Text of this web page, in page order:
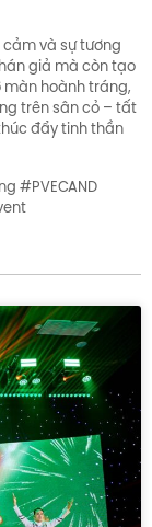
và sự tương
giả mà còn tạo
màn hoành tráng,
trên sân cỏ – tất
đẩy tinh thần
#PVECAND